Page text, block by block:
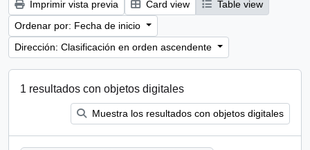
Imprimir vista previa Card view
Table view
Ordenar por: Fecha de inicio
Dirección: Clasificación en orden ascendente
1 resultados con objetos digitales
Muestra los resultados con objetos digitales